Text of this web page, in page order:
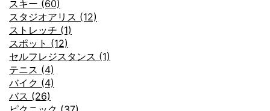
スキー (60)
スタジオアリス (12)
ストレッチ (1)
スポット (12)
セルフレジスタンス (1)
テニス (4)
バイク (4)
バス (26)